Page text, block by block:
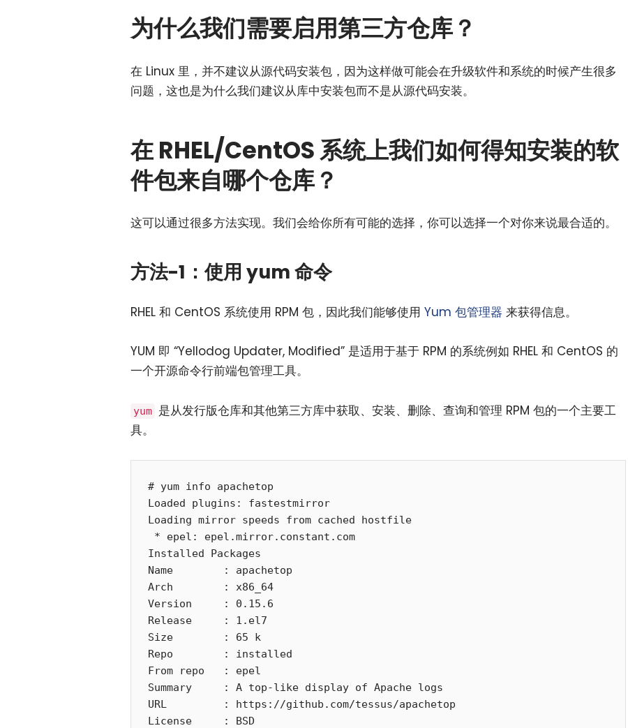
为什么我们需要启用第三方仓库？
在 Linux 里，并不建议从源代码安装包，因为这样做可能会在升级软件和系统的时候产生很多
问题，这也是为什么我们建议从库中安装包而不是从源代码安装。
在 RHEL/CentOS 系统上我们如何得知安装的软
件包来自哪个仓库？
这可以通过很多方法实现。我们会给你所有可能的选择，你可以选择一个对你来说最合适的。
方法-1：使用 yum 命令
RHEL 和 CentOS 系统使用 RPM 包，因此我们能够使用 Yum 包管理器 来获得信息。
YUM 即 “Yellodog Updater, Modified” 是适用于基于 RPM 的系统例如 RHEL 和 CentOS 的
一个开源命令行前端包管理工具。
yum 是从发行版仓库和其他第三方库中获取、安装、删除、查询和管理 RPM 包的一个主要工
具。
# yum info apachetop
Loaded plugins: fastestmirror
Loading mirror speeds from cached hostfile
Installed Packages
Name        : apachetop
Arch        : x86_64
Version     : 0.15.6
Release     : 1.el7
Size        : 65 k
Repo        : installed
From repo   : epel
Summary     : A top-like display of Apache logs
URL         : https://github.com/tessus/apachetop
License     : BSD